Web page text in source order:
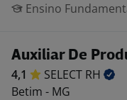
Ensino
Auxiliar De
4,1 SELECT RH
Betim - MG